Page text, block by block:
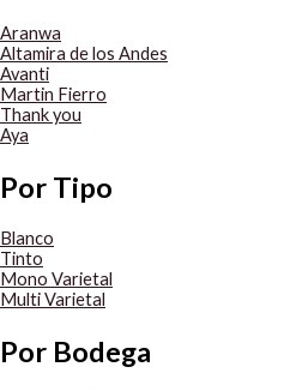
Aranwa
Altamira de los Andes
Avanti
Martin Fierro
Thank you
Aya
Por Tipo
Blanco
Tinto
Mono Varietal
Multi Varietal
Por Bodega